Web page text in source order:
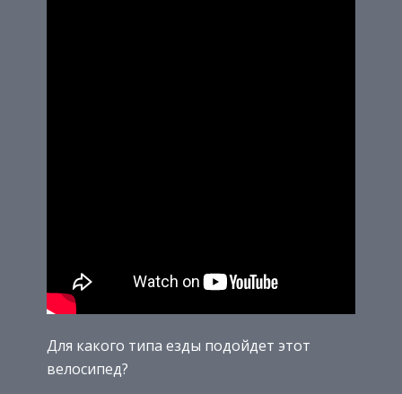
Для какого типа езды подойдет этот
велосипед?